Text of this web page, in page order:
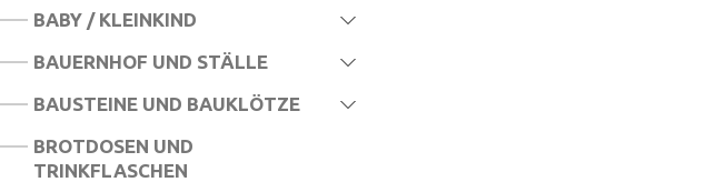
BABY / KLEINKIND
BAUERNHOF UND STÄLLE
BAUSTEINE UND BAUKLÖTZE
BROTDOSEN UND
TRINKFLASCHEN